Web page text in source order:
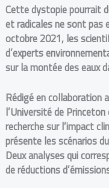
Cette dystopie pourrait
et radicales ne sont pas
octobre 2021, les
d’experts
sur la montée des eaux
Rédigé en collaboration
l’Université de
recherche sur l’impact
présente les scénarios
Deux analyses qui
de réductions